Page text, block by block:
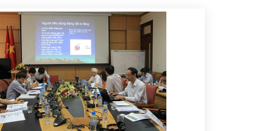
mua, dẫn đến cảnh rau "cháy"
ngay tại ruộng.